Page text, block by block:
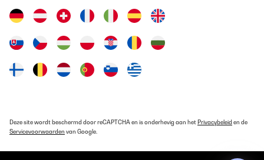
Deze site wordt beschermd door reCAPTCHA en is onderhevig aan het Privacybeleid en de
Servicevoorwaarden van Google.